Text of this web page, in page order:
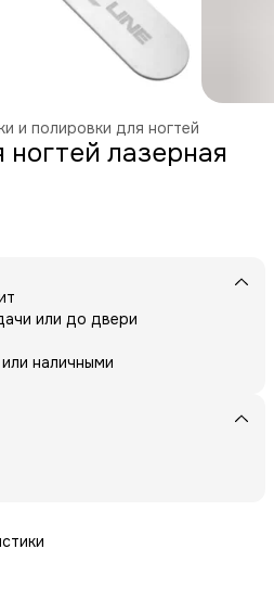
и полировки для ногтей
лазерная
или до двери
наличными